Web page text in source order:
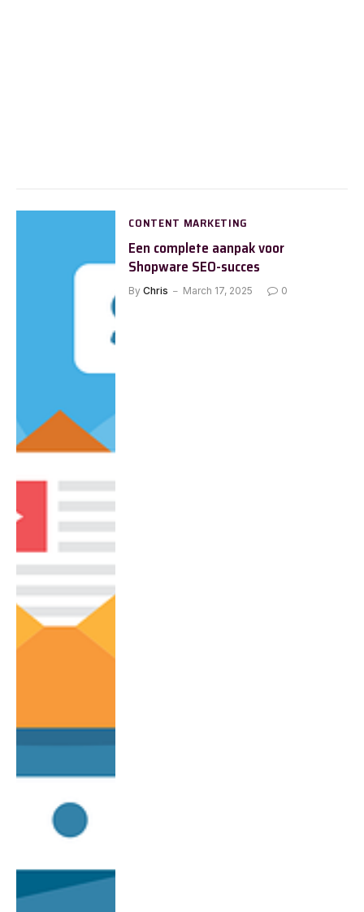
CONTENT MARKETING
Een complete aanpak voor
Shopware SEO-succes
By Chris March 17, 2025 0